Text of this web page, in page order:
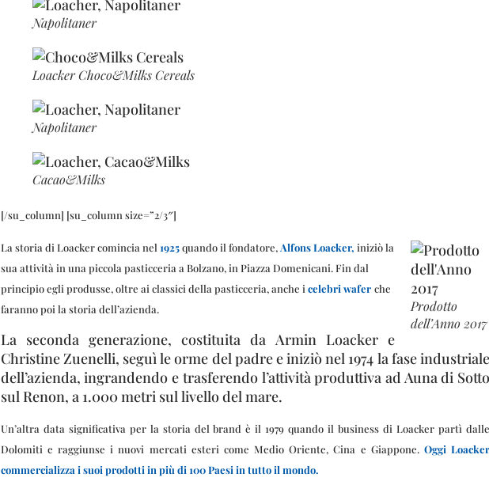
Napolitaner
Loacker Choco&Milks Cereals
Napolitaner
Cacao&Milks
[/su_column] [su_column size=”2/3″]
Prodotto
dell’Anno 2017
La storia di Loacker comincia nel 1925quando il fondatore,Alfons Loacker, iniziò la
sua attività in una piccola pasticceria a Bolzano, in Piazza Domenicani. Fin dal
principio egli produsse, oltre ai classici della pasticceria, anche i celebri wafer che
faranno poi la storia dell’azienda.
La seconda generazione, costituita da Armin Loacker e
Christine Zuenelli, seguì le orme del padre e iniziò nel 1974 la fase industriale
dell’azienda, ingrandendo e trasferendo l’attività produttiva ad Auna di Sotto
sul Renon, a 1.000 metri sul livello del mare.
Un’altra data significativa per la storia del brand è il 1979 quando il business di Loacker partì dalle
Dolomiti e raggiunse i nuovi mercati esteri come Medio Oriente, Cina e Giappone. Oggi Loacker
commercializza i suoi prodotti in più di 100 Paesi in tutto il mondo.